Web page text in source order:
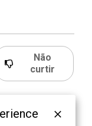
Não
curtir